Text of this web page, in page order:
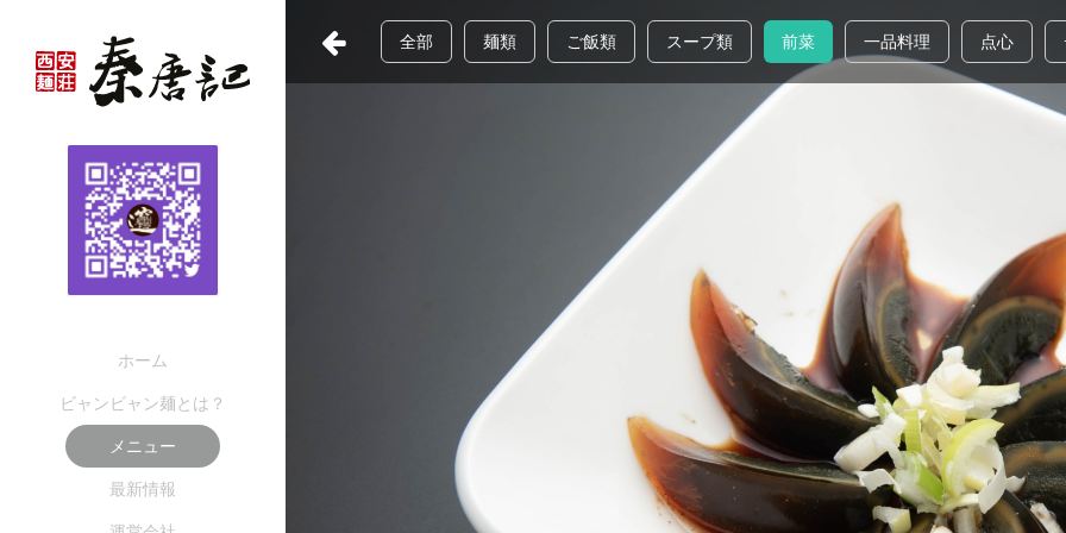
ホーム
ビャンビャン麺とは？
メニュー
最新情報
全部 麺類 ご飯類 スープ類 前菜 一品料理 点心